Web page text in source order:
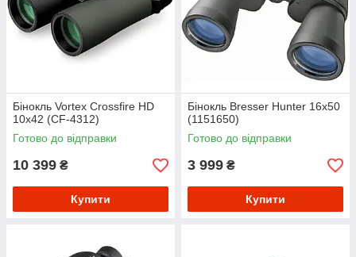
Бінокль Vortex Crossfire HD
10x42 (CF-4312)
Готово до відправки
10 399 ₴
Купити
Бінокль Bresser Hunter 16x50
(1151650)
Готово до відправки
3 999 ₴
Купити